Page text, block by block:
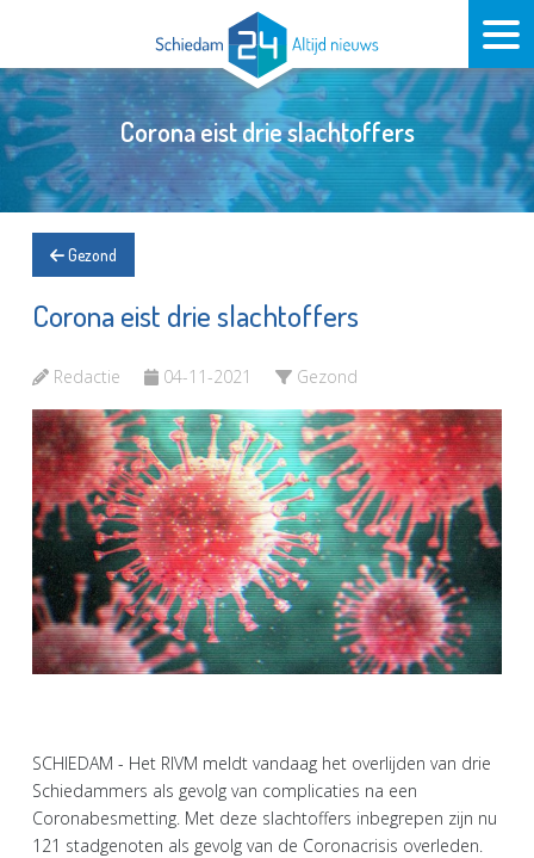
Corona eist drie slachtoffers
Gezond
Corona eist drie slachtoffers
Redactie 04-11-2021 Gezond
SCHIEDAM - Het RIVM meldt vandaag het overlijden van drie
Schiedammers als gevolg van complicaties na een
Coronabesmetting. Met deze slachtoffers inbegrepen zijn nu
121 stadgenoten als gevolg van de Coronacrisis overleden.